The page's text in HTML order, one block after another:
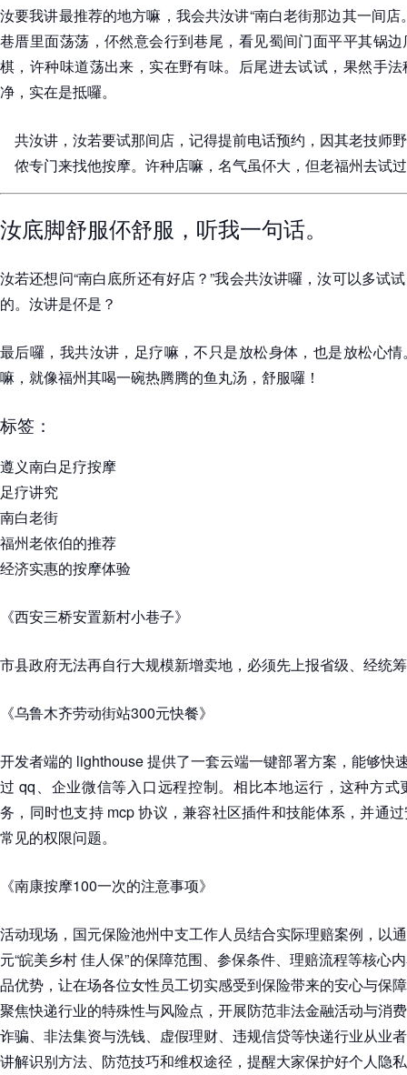
汝要我讲最推荐的地方嘛，我会共汝讲“南白老街那边其一间
巷厝里面荡荡，伓然意会行到巷尾，看见蜀间门面平平其锅
棋，许种味道荡出来，实在野有味。后尾进去试试，果然手
净，实在是抵囉。
共汝讲，汝若要试那间店，记得提前电话预约，因其老技师
侬专门来找他按摩。许种店嘛，名气虽伓大，但老福州去试
汝底脚舒服伓舒服，听我一句话。
汝若还想问“南白底所还有好店？”我会共汝讲囉，汝可以多试
的。汝讲是伓是？
最后囉，我共汝讲，足疗嘛，不只是放松身体，也是放松心
嘛，就像福州其喝一碗热腾腾的鱼丸汤，舒服囉！
标签：
遵义南白足疗按摩
足疗讲究
南白老街
福州老依伯的推荐
经济实惠的按摩体验
《西安三桥安置新村小巷子》
市县政府无法再自行大规模新增卖地，必须先上报省级、经统
《乌鲁木齐劳动街站300元快餐》
开发者端的 lighthouse 提供了一套云端一键部署方案，能够快
过 qq、企业微信等入口远程控制。相比本地运行，这种方
务，同时也支持 mcp 协议，兼容社区插件和技能体系，并通
常见的权限问题。
《南康按摩100一次的注意事项》
活动现场，国元保险池州中支工作人员结合实际理赔案例，以
元“皖美乡村 佳人保”的保障范围、参保条件、理赔流程等核心
品优势，让在场各位女性员工切实感受到保险带来的安心与保
聚焦快递行业的特殊性与风险点，开展防范非法金融活动与消
诈骗、非法集资与洗钱、虚假理财、违规信贷等快递行业从业
讲解识别方法、防范技巧和维权途径，提醒大家保护好个人隐